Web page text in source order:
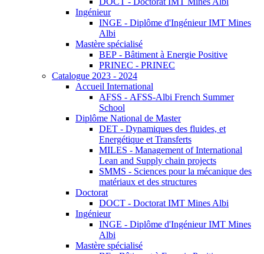
Ingénieur
INGE - Diplôme d'Ingénieur IMT Mines
Albi
Mastère spécialisé
BEP - Bâtiment à Energie Positive
PRINEC - PRINEC
Catalogue 2023 - 2024
Accueil International
AFSS - AFSS-Albi French Summer
School
Diplôme National de Master
DET - Dynamiques des fluides, et
Energétique et Transferts
MILES - Management of International
Lean and Supply chain projects
SMMS - Sciences pour la mécanique des
matériaux et des structures
Doctorat
DOCT - Doctorat IMT Mines Albi
Ingénieur
INGE - Diplôme d'Ingénieur IMT Mines
Albi
Mastère spécialisé